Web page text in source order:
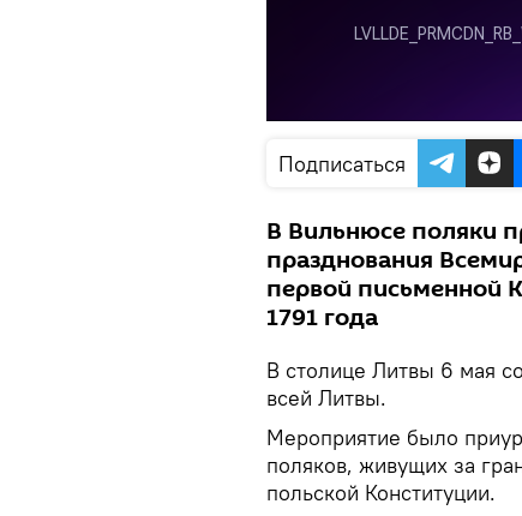
Подписаться
В Вильнюсе поляки
празднования
первой письменной
1791 года
В столице Литвы 6 мая
всей Литвы.
Мероприятие было
поляков, живущих за
польской Конституции.